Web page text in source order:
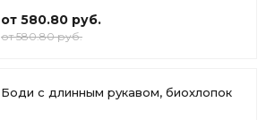
от 580.80 руб.
от 580.80 руб.
Боди с длинным рукавом, биохлопок